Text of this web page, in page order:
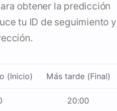
obtener la predicción
tu ID de seguimiento y
(Inicio) Más tarde (Final)
20:00